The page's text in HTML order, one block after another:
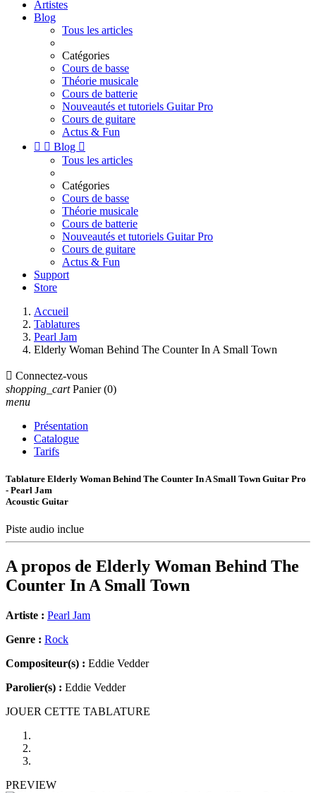
Artistes
Blog
Tous les articles
Catégories
Cours de basse
Théorie musicale
Cours de batterie
Nouveautés et tutoriels Guitar Pro
Cours de guitare
Actus & Fun
  Blog 
Tous les articles
Catégories
Cours de basse
Théorie musicale
Cours de batterie
Nouveautés et tutoriels Guitar Pro
Cours de guitare
Actus & Fun
Support
Store
Accueil
Tablatures
Pearl Jam
Elderly Woman Behind The Counter In A Small Town
 Connectez-vous
shopping_cart Panier (0)
menu
Présentation
Catalogue
Tarifs
Tablature Elderly Woman Behind The Counter In A Small Town Guitar Pro
- Pearl Jam
Acoustic Guitar
Piste audio inclue
A propos de Elderly Woman Behind The
Counter In A Small Town
Artiste : Pearl Jam
Genre : Rock
Compositeur(s) : Eddie Vedder
Parolier(s) : Eddie Vedder
JOUER CETTE TABLATURE
PREVIEW